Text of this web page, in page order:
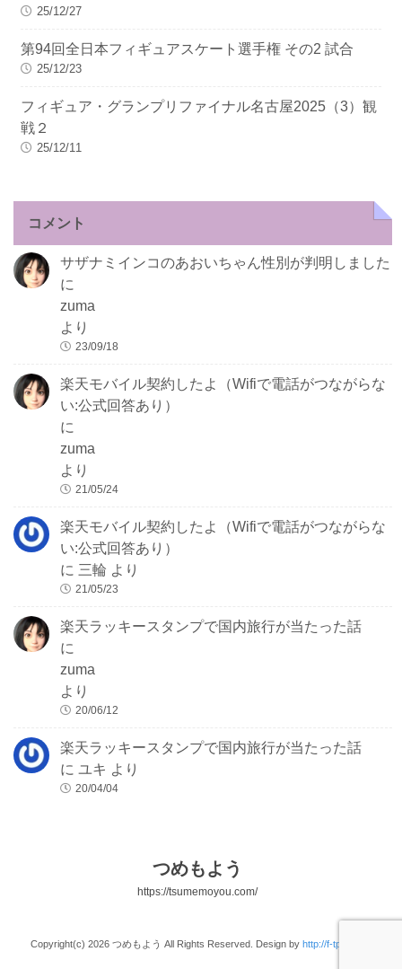
25/12/27
第94回全日本フィギュアスケート選手権 その2 試合
25/12/23
フィギュア・グランプリファイナル名古屋2025（3）観
戦２
25/12/11
コメント
サザナミインコのあおいちゃん性別が判明しました
に
zuma
より
23/09/18
楽天モバイル契約したよ（Wifiで電話がつながらな
い:公式回答あり）
に
zuma
より
21/05/24
楽天モバイル契約したよ（Wifiで電話がつながらな
い:公式回答あり）
に三輪 より
21/05/23
楽天ラッキースタンプで国内旅行が当たった話
に
zuma
より
20/06/12
楽天ラッキースタンプで国内旅行が当たった話
にユキ より
20/04/04
つめもよう
https://tsumemoyou.com/
Copyright(c) 2026 つめもよう All Rights Reserved. Design by http://f-tpl.com